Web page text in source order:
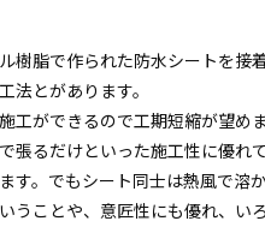
樹脂で作られた防水シートを接
法とがあります。
ができるので工期短縮が望めま
張るだけといった施工性に優れ
す。でもシート同士は熱風で溶
うことや、意匠性にも優れ、い